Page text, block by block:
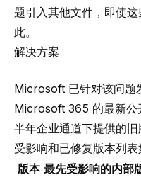
题引入其他文件，即使
此。
解决方案
Microsoft 已针对该问题
Microsoft 365 的最新公
半年企业通道下提供的旧
受影响和已修复版本列表
版本 最先受影响的内部